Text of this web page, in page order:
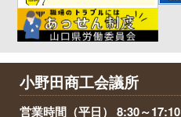
小野田商工会議所
営業時間（平日） 8:30～17:10